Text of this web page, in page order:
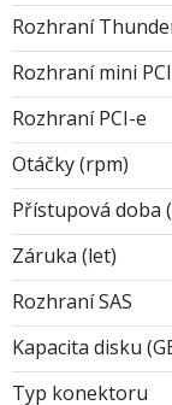
Rozhraní
Rozhraní mini
Rozhraní PCI-e
Otáčky (rpm)
Přístupová doba
Záruka (let)
Rozhraní SAS
Kapacita disku
Typ konektoru